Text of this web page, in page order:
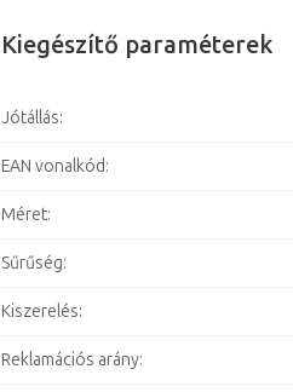
Kiegészítő paraméterek
Jótállás:
EAN vonalkód:
Méret:
Sűrűség:
Kiszerelés:
Reklamációs arány: